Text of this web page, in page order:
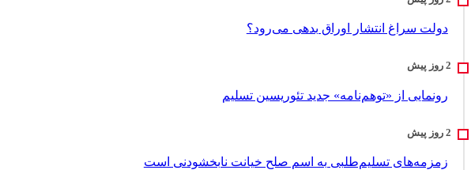
دولت سراغ انتشار اوراق بدهی می‌رود؟
رونمایی از «توهم‌نامه» جدید تئور‌یسین تسلیم
زمزمه‌های تسلیم‌طلبی به اسم صلح خیانت نابخشودنی است